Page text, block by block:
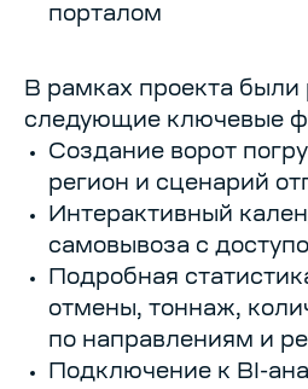
порталом
В рамках проекта были
следующие ключевые
Создание ворот
регион и сценарий
Интерактивный
самовывоза с
Подробная
отмены, тоннаж,
по направлениям и
Подключение к BI-